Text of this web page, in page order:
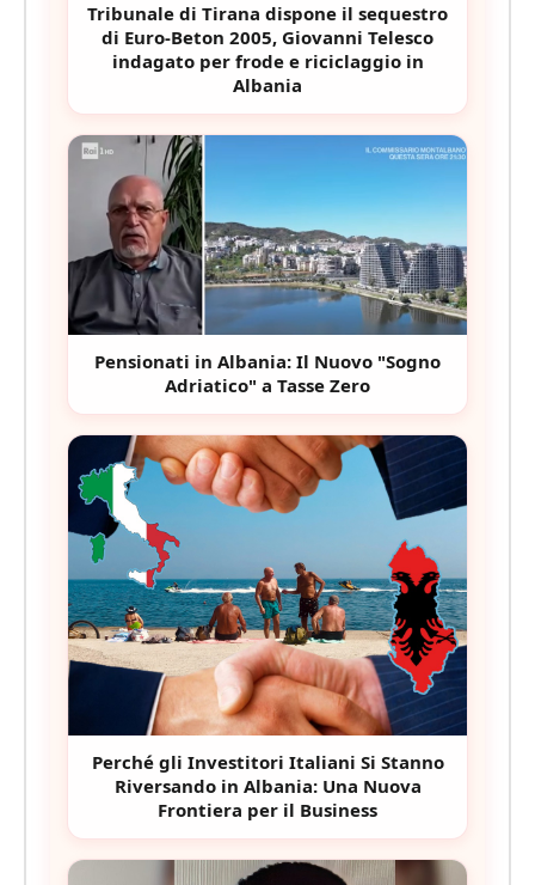
Tribunale di Tirana dispone il sequestro
di Euro-Beton 2005, Giovanni Telesco
indagato per frode e riciclaggio in
Albania
Pensionati in Albania: Il Nuovo "Sogno
Adriatico" a Tasse Zero
Perché gli Investitori Italiani Si Stanno
Riversando in Albania: Una Nuova
Frontiera per il Business